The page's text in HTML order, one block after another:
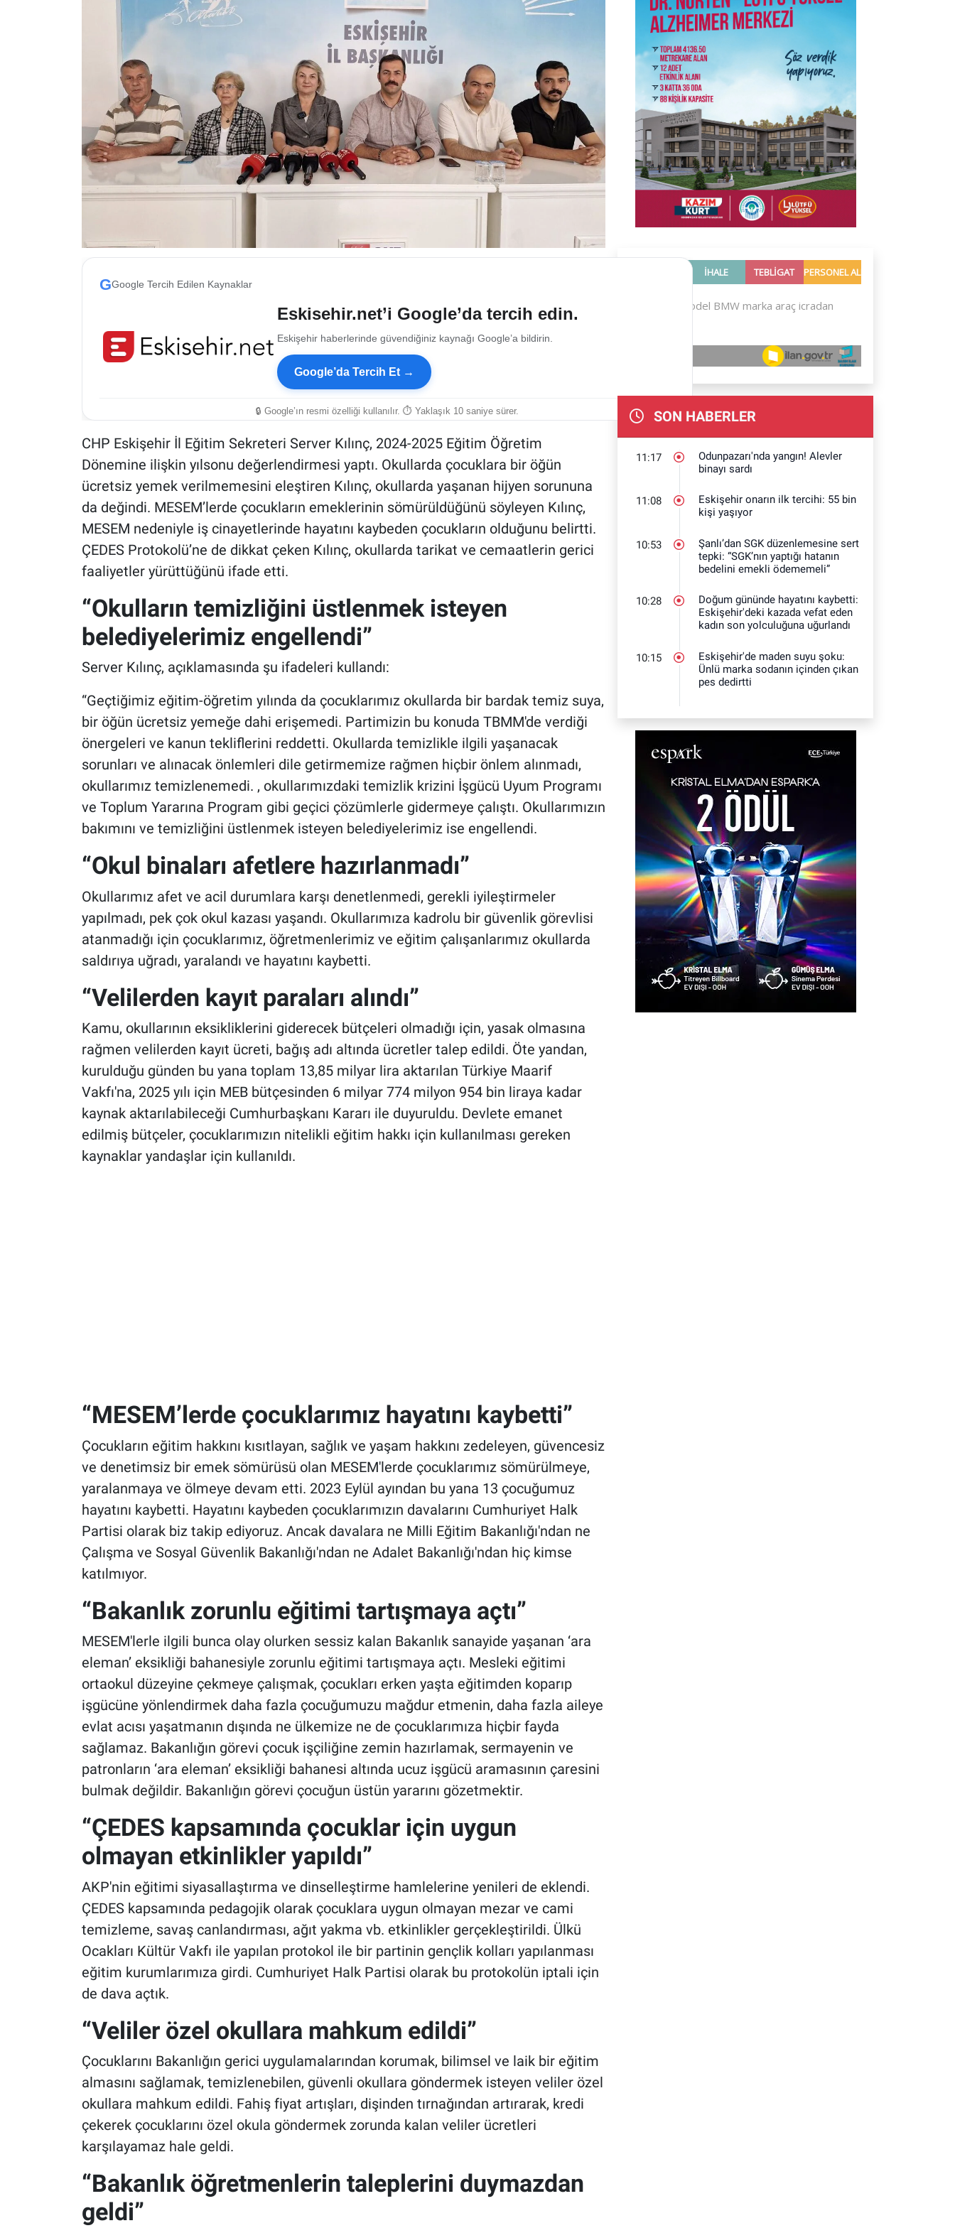
GGoogle Tercih Edilen Kaynaklar
Eskisehir.net’i Google’da tercih edin.
Eskişehir haberlerinde güvendiğiniz kaynağı Google’a bildirin.
Google’da Tercih Et →
🔒 Google’ın resmi özelliği kullanılır. ⏱ Yaklaşık 10 saniye sürer.
CHP Eskişehir İl Eğitim Sekreteri Server Kılınç, 2024-2025 Eğitim Öğretim
Dönemine ilişkin yılsonu değerlendirmesi yaptı. Okullarda çocuklara bir öğün
ücretsiz yemek verilmemesini eleştiren Kılınç, okullarda yaşanan hijyen sorununa
da değindi. MESEM’lerde çocukların emeklerinin sömürüldüğünü söyleyen Kılınç,
MESEM nedeniyle iş cinayetlerinde hayatını kaybeden çocukların olduğunu belirtti.
ÇEDES Protokolü’ne de dikkat çeken Kılınç, okullarda tarikat ve cemaatlerin gerici
faaliyetler yürüttüğünü ifade etti.
“Okulların temizliğini üstlenmek isteyen
belediyelerimiz engellendi”
Server Kılınç, açıklamasında şu ifadeleri kullandı:
“Geçtiğimiz eğitim-öğretim yılında da çocuklarımız okullarda bir bardak temiz suya,
bir öğün ücretsiz yemeğe dahi erişemedi. Partimizin bu konuda TBMM'de verdiği
önergeleri ve kanun tekliflerini reddetti. Okullarda temizlikle ilgili yaşanacak
sorunları ve alınacak önlemleri dile getirmemize rağmen hiçbir önlem alınmadı,
okullarımız temizlenemedi. , okullarımızdaki temizlik krizini İşgücü Uyum Programı
ve Toplum Yararına Program gibi geçici çözümlerle gidermeye çalıştı. Okullarımızın
bakımını ve temizliğini üstlenmek isteyen belediyelerimiz ise engellendi.
“Okul binaları afetlere hazırlanmadı”
Okullarımız afet ve acil durumlara karşı denetlenmedi, gerekli iyileştirmeler
yapılmadı, pek çok okul kazası yaşandı. Okullarımıza kadrolu bir güvenlik görevlisi
atanmadığı için çocuklarımız, öğretmenlerimiz ve eğitim çalışanlarımız okullarda
saldırıya uğradı, yaralandı ve hayatını kaybetti.
“Velilerden kayıt paraları alındı”
Kamu, okullarının eksikliklerini giderecek bütçeleri olmadığı için, yasak olmasına
rağmen velilerden kayıt ücreti, bağış adı altında ücretler talep edildi. Öte yandan,
kurulduğu günden bu yana toplam 13,85 milyar lira aktarılan Türkiye Maarif
Vakfı'na, 2025 yılı için MEB bütçesinden 6 milyar 774 milyon 954 bin liraya kadar
kaynak aktarılabileceği Cumhurbaşkanı Kararı ile duyuruldu. Devlete emanet
edilmiş bütçeler, çocuklarımızın nitelikli eğitim hakkı için kullanılması gereken
kaynaklar yandaşlar için kullanıldı.
“MESEM’lerde çocuklarımız hayatını kaybetti”
Çocukların eğitim hakkını kısıtlayan, sağlık ve yaşam hakkını zedeleyen, güvencesiz
ve denetimsiz bir emek sömürüsü olan MESEM'lerde çocuklarımız sömürülmeye,
yaralanmaya ve ölmeye devam etti. 2023 Eylül ayından bu yana 13 çocuğumuz
hayatını kaybetti. Hayatını kaybeden çocuklarımızın davalarını Cumhuriyet Halk
Partisi olarak biz takip ediyoruz. Ancak davalara ne Milli Eğitim Bakanlığı'ndan ne
Çalışma ve Sosyal Güvenlik Bakanlığı'ndan ne Adalet Bakanlığı'ndan hiç kimse
katılmıyor.
“Bakanlık zorunlu eğitimi tartışmaya açtı”
MESEM'lerle ilgili bunca olay olurken sessiz kalan Bakanlık sanayide yaşanan ‘ara
eleman’ eksikliği bahanesiyle zorunlu eğitimi tartışmaya açtı. Mesleki eğitimi
ortaokul düzeyine çekmeye çalışmak, çocukları erken yaşta eğitimden koparıp
işgücüne yönlendirmek daha fazla çocuğumuzu mağdur etmenin, daha fazla aileye
evlat acısı yaşatmanın dışında ne ülkemize ne de çocuklarımıza hiçbir fayda
sağlamaz. Bakanlığın görevi çocuk işçiliğine zemin hazırlamak, sermayenin ve
patronların ‘ara eleman’ eksikliği bahanesi altında ucuz işgücü aramasının çaresini
bulmak değildir. Bakanlığın görevi çocuğun üstün yararını gözetmektir.
“ÇEDES kapsamında çocuklar için uygun
olmayan etkinlikler yapıldı”
AKP'nin eğitimi siyasallaştırma ve dinselleştirme hamlelerine yenileri de eklendi.
ÇEDES kapsamında pedagojik olarak çocuklara uygun olmayan mezar ve cami
temizleme, savaş canlandırması, ağıt yakma vb. etkinlikler gerçekleştirildi. Ülkü
Ocakları Kültür Vakfı ile yapılan protokol ile bir partinin gençlik kolları yapılanması
eğitim kurumlarımıza girdi. Cumhuriyet Halk Partisi olarak bu protokolün iptali için
de dava açtık.
“Veliler özel okullara mahkum edildi”
Çocuklarını Bakanlığın gerici uygulamalarından korumak, bilimsel ve laik bir eğitim
almasını sağlamak, temizlenebilen, güvenli okullara göndermek isteyen veliler özel
okullara mahkum edildi. Fahiş fiyat artışları, dişinden tırnağından artırarak, kredi
çekerek çocuklarını özel okula göndermek zorunda kalan veliler ücretleri
karşılayamaz hale geldi.
“Bakanlık öğretmenlerin taleplerini duymazdan
geldi”
SON HABERLER
11:17
Odunpazarı'nda yangın! Alevler
binayı sardı
11:08
Eskişehir onarın ilk tercihi: 55 bin
kişi yaşıyor
10:53
Şanlı’dan SGK düzenlemesine sert
tepki: “SGK’nın yaptığı hatanın
bedelini emekli ödememeli”
10:28
Doğum gününde hayatını kaybetti:
Eskişehir'deki kazada vefat eden
kadın son yolculuğuna uğurlandı
10:15
Eskişehir'de maden suyu şoku:
Ünlü marka sodanın içinden çıkan
pes dedirtti
ESKİŞEHİR NÖBETÇİ ECZANELER
Eskişehir Haber İçerikleri
Eskişehir Hava Durumu
Eskişehir Tramvay Saatleri
Eskişehir Otobüs Saatleri